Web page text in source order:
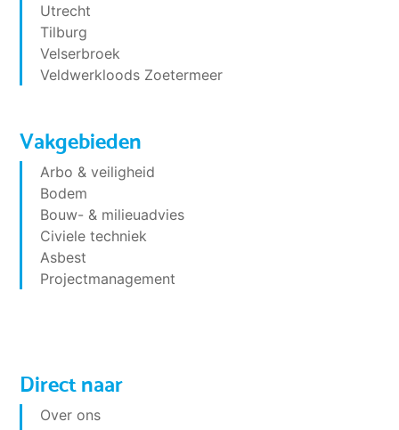
Utrecht
Tilburg
Velserbroek
Veldwerkloods Zoetermeer
Vakgebieden
Arbo & veiligheid
Bodem
Bouw- & milieuadvies
Civiele techniek
Asbest
Projectmanagement
Direct naar
Over ons